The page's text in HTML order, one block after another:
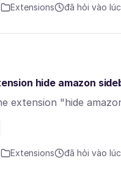
Extensions đã hỏi vào
hide amazon
extension "hide
Extensions đã hỏi vào